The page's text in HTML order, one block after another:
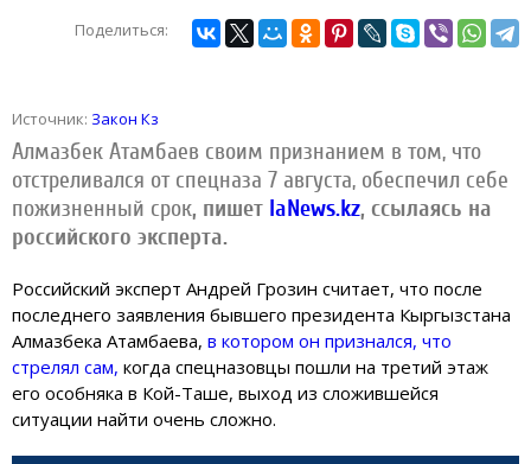
Поделиться:
Источник: Закон Кз
Алмазбек Атамбаев своим признанием в том, что
отстреливался от спецназа 7 августа, обеспечил себе
пожизненный срок, пишет IaNews.kz, ссылаясь на
российского эксперта.
Российский эксперт Андрей Грозин считает, что после
последнего заявления бывшего президента Кыргызстана
Алмазбека Атамбаева, в котором он признался, что
стрелял сам, когда спецназовцы пошли на третий этаж
его особняка в Кой-Таше, выход из сложившейся
ситуации найти очень сложно.